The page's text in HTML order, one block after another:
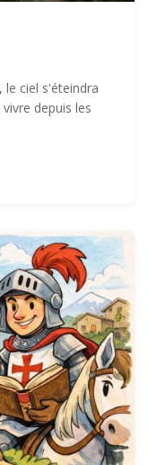
le ciel s'éteindra
depuis les